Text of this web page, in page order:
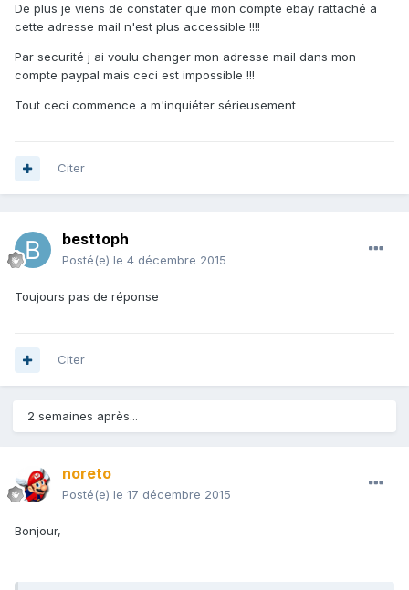
De plus je viens de constater que mon compte ebay rattaché a
cette adresse mail n'est plus accessible !!!!
Par securité j ai voulu changer mon adresse mail dans mon
compte paypal mais ceci est impossible !!!
Tout ceci commence a m'inquiéter sérieusement
Citer
besttoph
Posté(e) le 4 décembre 2015
Toujours pas de réponse
Citer
2 semaines après...
noreto
Posté(e) le 17 décembre 2015
Bonjour,